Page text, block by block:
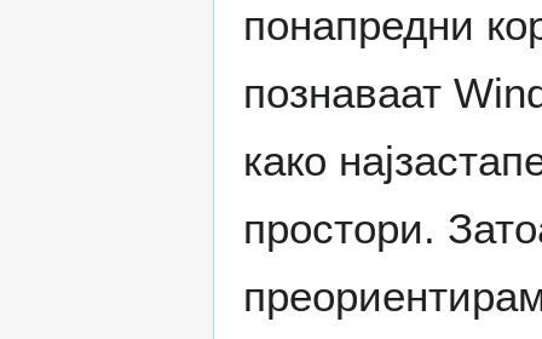
понапредни
познаваат
како
простори.